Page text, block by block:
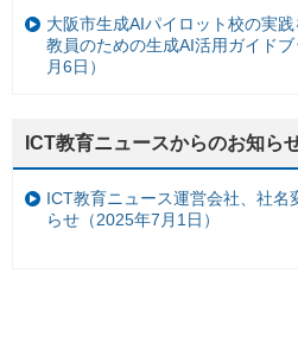
大阪市生成AIパイロット校の実
教員のための生成AI活用ガイド
月6日）
ICT教育ニュースからのお知ら
ICT教育ニュース運営会社、社名
らせ（2025年7月1日）